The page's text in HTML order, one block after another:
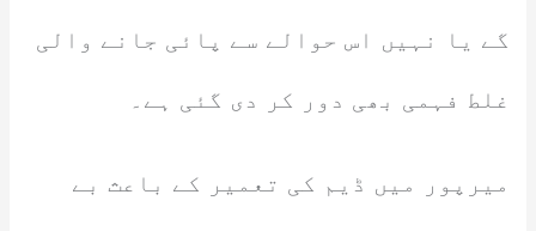
گے یا نہیں اس حوالے سے پائی جانے والی
غلط فہمی بھی دور کر دی گئی ہے۔
میرپور میں ڈیم کی تعمیر کے باعث بے